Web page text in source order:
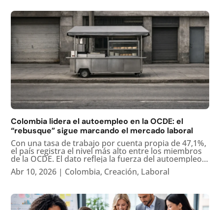
Colombia lidera el autoempleo en la OCDE: el
“rebusque” sigue marcando el mercado laboral
Abr 10, 2026 | Colombia, Creación, Laboral
Con una tasa de trabajo por cuenta propia de 47,1%,
el país registra el nivel más alto entre los miembros
de la OCDE. El dato refleja la fuerza del autoempleo,
pero también la persistencia de la informalidad y la
falta de empleos con estabilidad y protección